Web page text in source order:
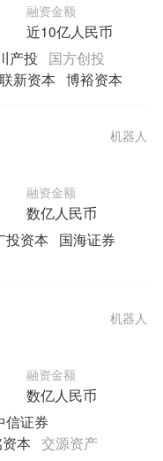
融资金额
近10亿人民币
产投
国方创投
联新资本 博裕资本
融资金额
数亿人民币
机器人
投资本
国海证券
融资金额
数亿人民币
机器人
信证券
本 交源资产